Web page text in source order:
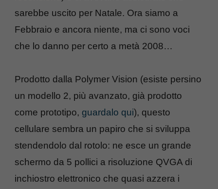
sarebbe uscito per Natale. Ora siamo a
Febbraio e ancora niente, ma ci sono voci
che lo danno per certo a metà 2008…
Prodotto dalla Polymer Vision (esiste persino
un modello 2, più avanzato, già prodotto
come prototipo, guardalo qui), questo
cellulare sembra un papiro che si sviluppa
stendendolo dal rotolo: ne esce un grande
schermo da 5 pollici a risoluzione QVGA di
inchiostro elettronico che quasi azzera i